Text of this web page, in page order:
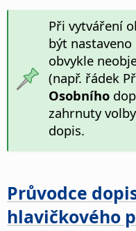
Při vytváření
být
obvykle
(např. řádek
Osobního
zahrnuty
dopis.
Průvodce
hlavičkového